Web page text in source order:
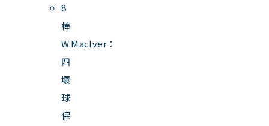
8
棒
W.MacIver：
四
壞
球
保